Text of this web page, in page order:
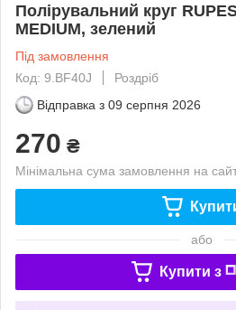
Полірувальний круг
MEDIUM, зелений
Під замовлення
Код: 9.BF40J
Роздріб
Відправка з 09 серпня 2026
270 ₴
Мінімальна сума замовлення на
або
Купити з